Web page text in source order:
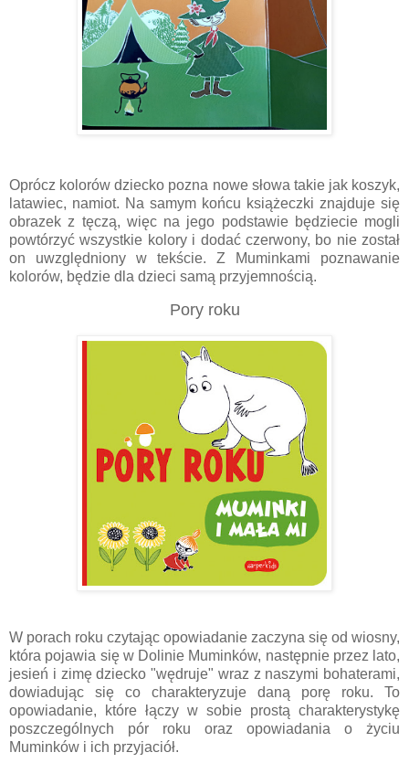
Oprócz kolorów dziecko pozna nowe słowa takie jak koszyk,
latawiec, namiot. Na samym końcu książeczki znajduje się
obrazek z tęczą, więc na jego podstawie będziecie mogli
powtórzyć wszystkie kolory i dodać czerwony, bo nie został
on uwzględniony w tekście. Z Muminkami poznawanie
kolorów, będzie dla dzieci samą przyjemnością.
Pory roku
W porach roku czytając opowiadanie zaczyna się od wiosny,
która pojawia się w Dolinie Muminków, następnie przez lato,
jesień i zimę dziecko "wędruje" wraz z naszymi bohaterami,
dowiadując się co charakteryzuje daną porę roku. To
opowiadanie, które łączy w sobie prostą charakterystykę
poszczególnych pór roku oraz opowiadania o życiu
Muminków i ich przyjaciół.